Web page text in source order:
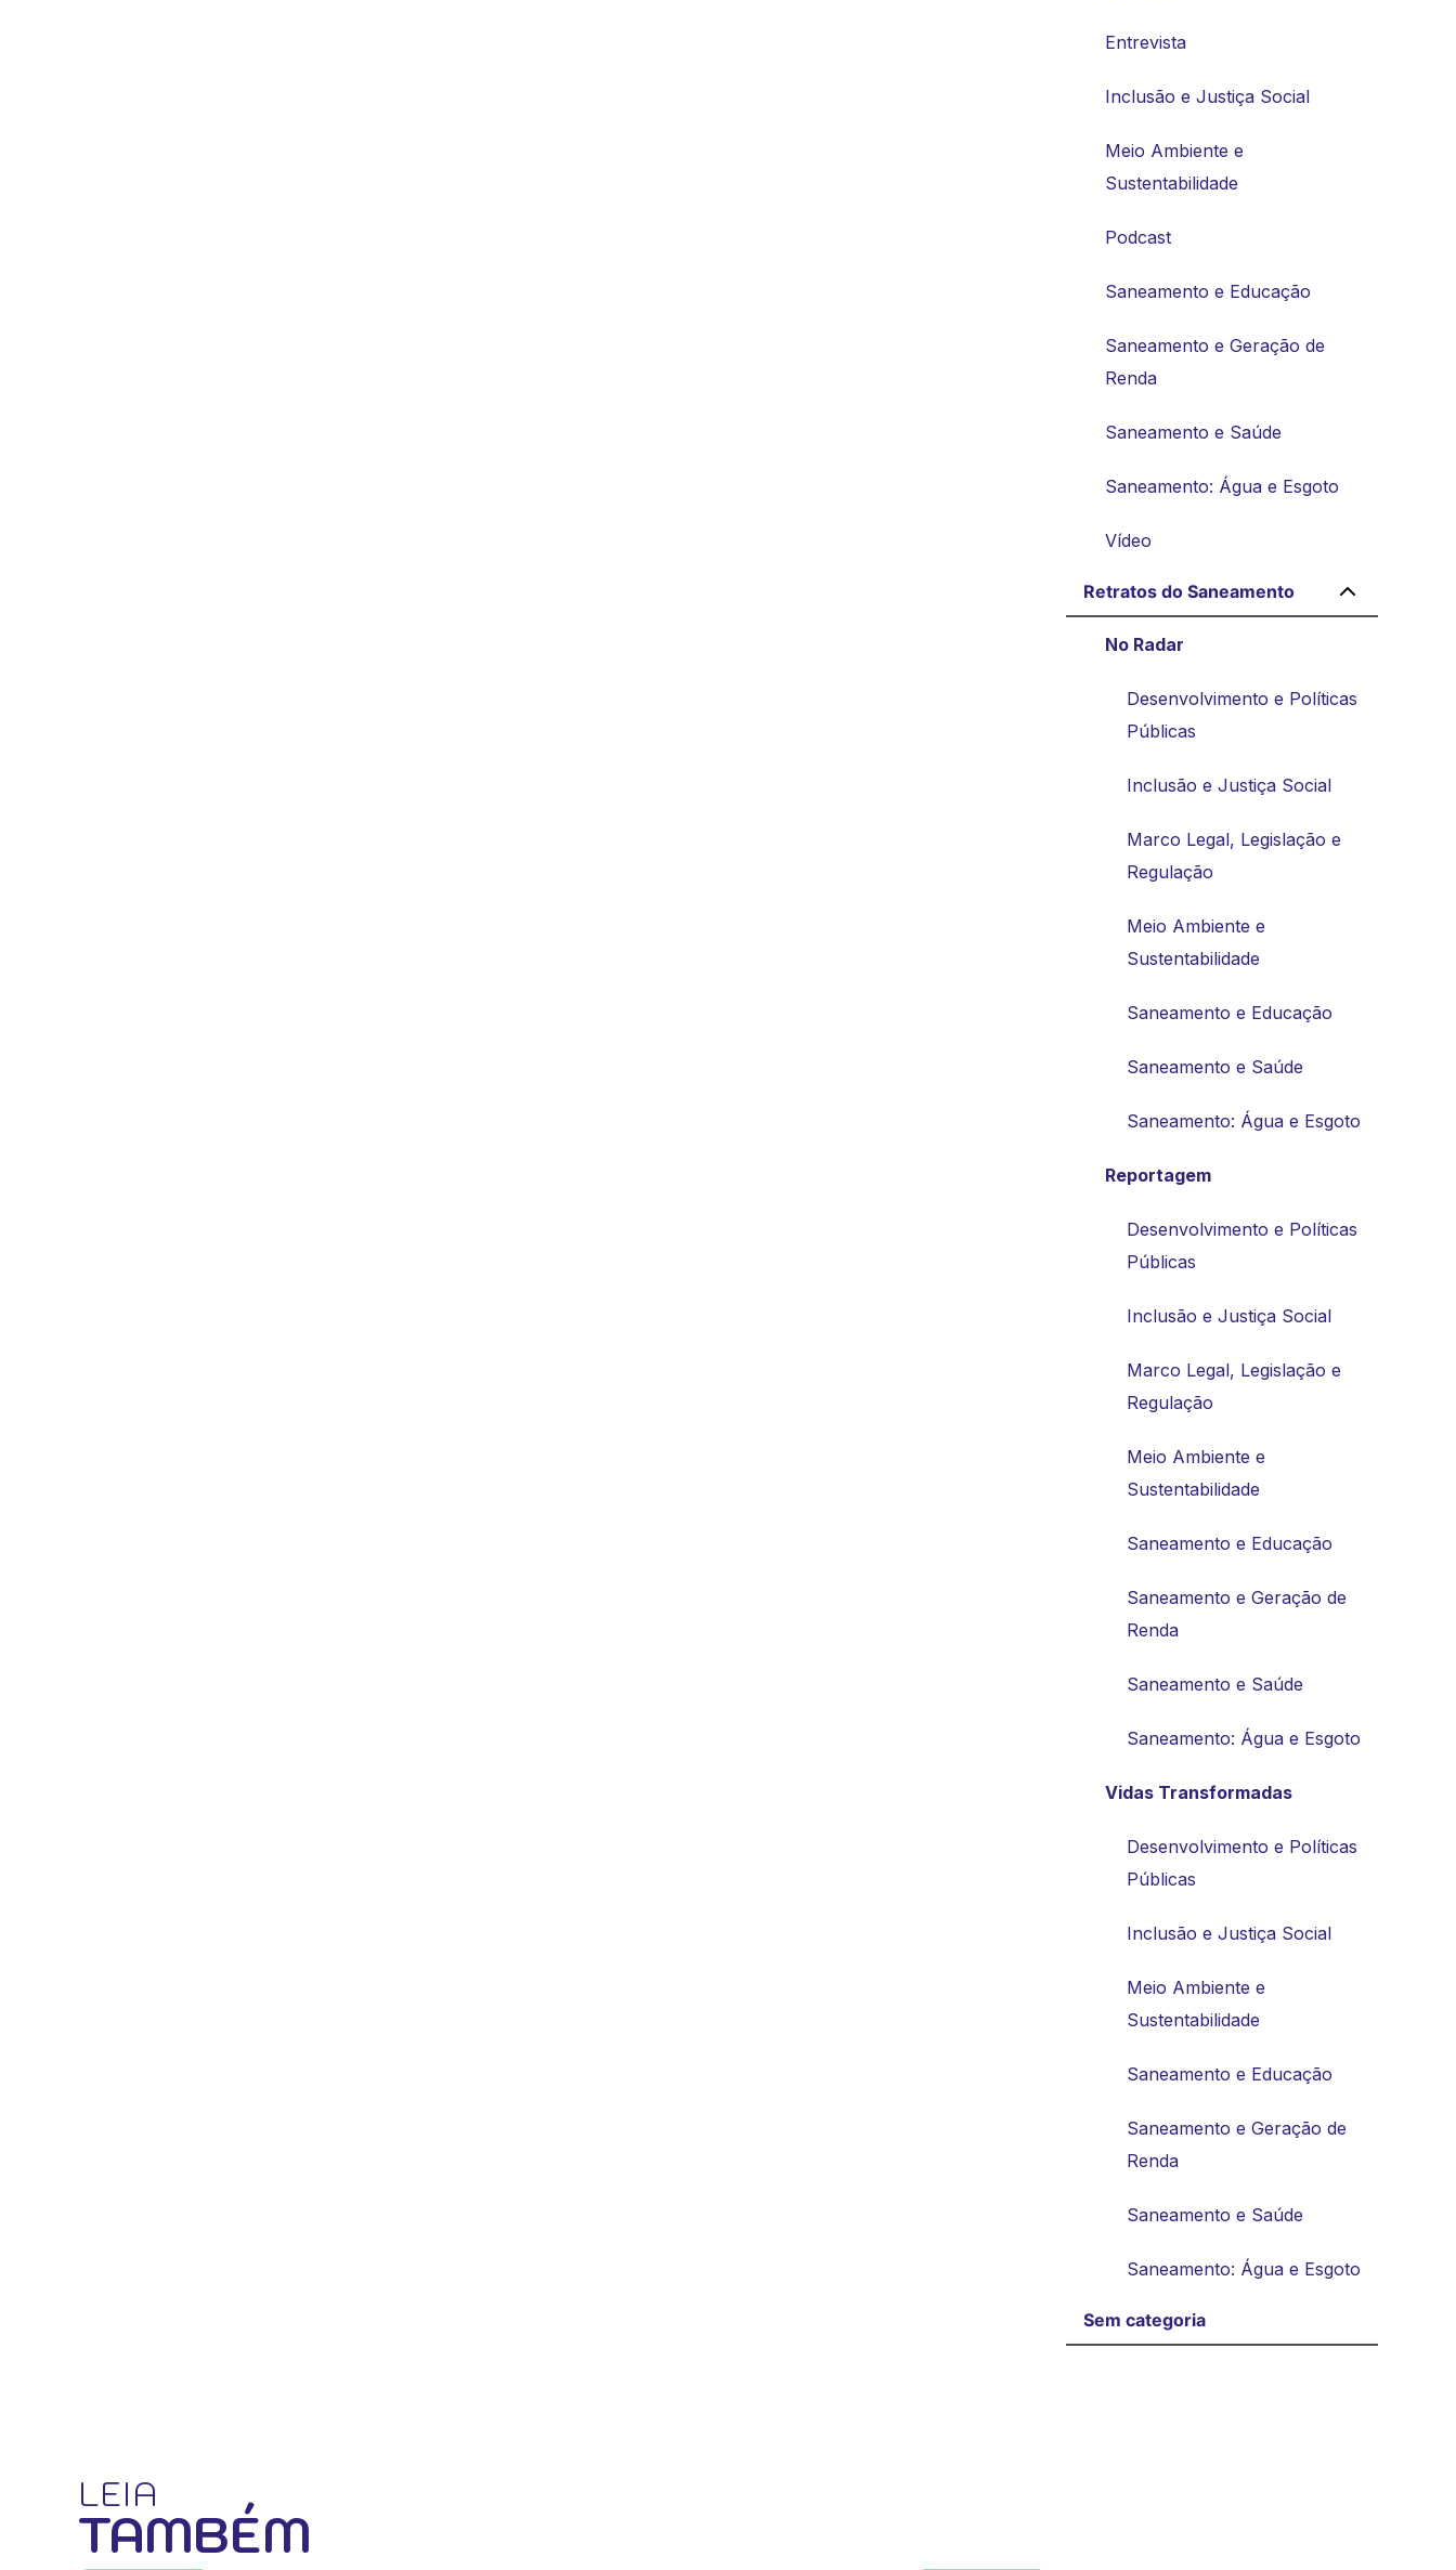
Entrevista
Inclusão e Justiça Social
Meio Ambiente e
Sustentabilidade
Podcast
Saneamento e Educação
Saneamento e Geração de
Renda
Saneamento e Saúde
Saneamento: Água e Esgoto
Vídeo
Retratos do Saneamento
No Radar
Desenvolvimento e Políticas
Públicas
Inclusão e Justiça Social
Marco Legal, Legislação e
Regulação
Meio Ambiente e
Sustentabilidade
Saneamento e Educação
Saneamento e Saúde
Saneamento: Água e Esgoto
Reportagem
Desenvolvimento e Políticas
Públicas
Inclusão e Justiça Social
Marco Legal, Legislação e
Regulação
Meio Ambiente e
Sustentabilidade
Saneamento e Educação
Saneamento e Geração de
Renda
Saneamento e Saúde
Saneamento: Água e Esgoto
Vidas Transformadas
Desenvolvimento e Políticas
Públicas
Inclusão e Justiça Social
Meio Ambiente e
Sustentabilidade
Saneamento e Educação
Saneamento e Geração de
Renda
Saneamento e Saúde
Saneamento: Água e Esgoto
Sem categoria
LEIA
TAMBÉM